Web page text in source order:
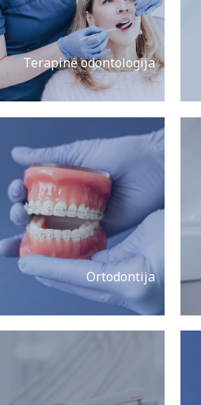
Terapinė odontologija
Ortodontija